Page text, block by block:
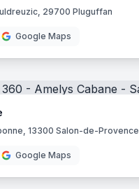
29700 Pluguffan
Google Maps
13300 Salon-de-Provence
Google Maps